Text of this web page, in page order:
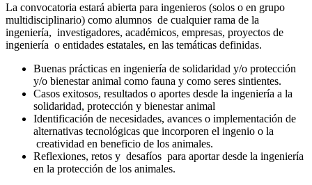
La convocatoria estará abierta para ingenieros (solos o en grupo
multidisciplinario) como alumnos de cualquier rama de la
ingeniería, investigadores, académicos, empresas, proyectos de
ingeniería o entidades estatales, en las temáticas definidas.
Buenas prácticas en ingeniería de solidaridad y/o protección
y/o bienestar animal como fauna y como seres sintientes.
Casos exitosos, resultados o aportes desde la ingeniería a la
solidaridad, protección y bienestar animal
Identificación de necesidades, avances o implementación de
alternativas tecnológicas que incorporen el ingenio o la
creatividad en beneficio de los animales.
Reflexiones, retos y desafíos para aportar desde la ingeniería
en la protección de los animales.